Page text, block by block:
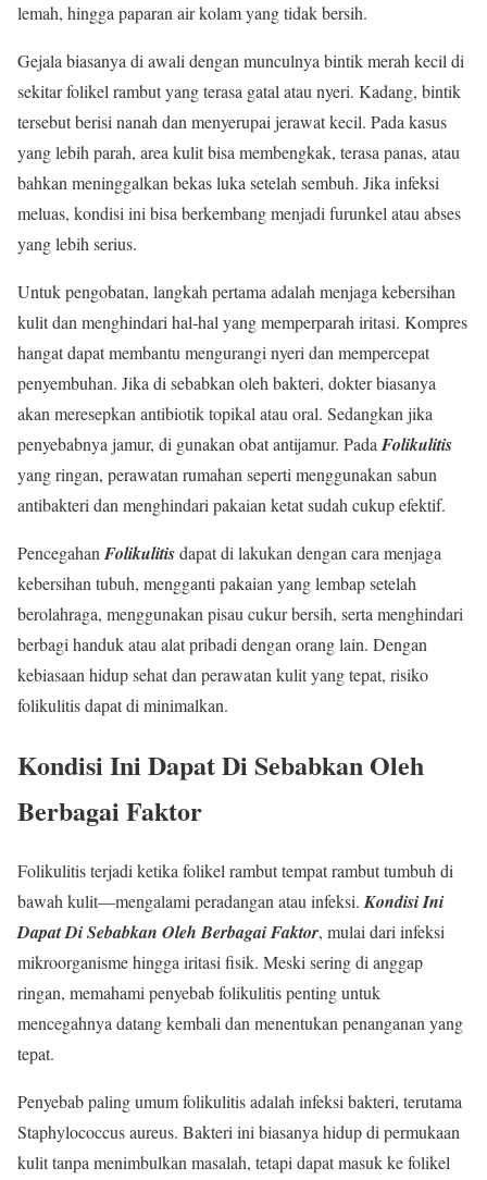
lemah, hingga paparan air kolam yang tidak bersih.
Gejala biasanya di awali dengan munculnya bintik merah kecil di
sekitar folikel rambut yang terasa gatal atau nyeri. Kadang, bintik
tersebut berisi nanah dan menyerupai jerawat kecil. Pada kasus
yang lebih parah, area kulit bisa membengkak, terasa panas, atau
bahkan meninggalkan bekas luka setelah sembuh. Jika infeksi
meluas, kondisi ini bisa berkembang menjadi furunkel atau abses
yang lebih serius.
Untuk pengobatan, langkah pertama adalah menjaga kebersihan
kulit dan menghindari hal-hal yang memperparah iritasi. Kompres
hangat dapat membantu mengurangi nyeri dan mempercepat
penyembuhan. Jika di sebabkan oleh bakteri, dokter biasanya
akan meresepkan antibiotik topikal atau oral. Sedangkan jika
penyebabnya jamur, di gunakan obat antijamur. PadaFolikulitis
yang ringan, perawatan rumahan seperti menggunakan sabun
antibakteri dan menghindari pakaian ketat sudah cukup efektif.
PencegahanFolikulitisdapat di lakukan dengan cara menjaga
kebersihan tubuh, mengganti pakaian yang lembap setelah
berolahraga, menggunakan pisau cukur bersih, serta menghindari
berbagi handuk atau alat pribadi dengan orang lain. Dengan
kebiasaan hidup sehat dan perawatan kulit yang tepat, risiko
folikulitis dapat di minimalkan.
Kondisi Ini Dapat Di Sebabkan Oleh
Berbagai Faktor
Folikulitis terjadi ketika folikel rambut tempat rambut tumbuh di
bawah kulit—mengalami peradangan atau infeksi.Kondisi Ini
Dapat Di Sebabkan Oleh Berbagai Faktor, mulai dari infeksi
mikroorganisme hingga iritasi fisik. Meski sering di anggap
ringan, memahami penyebab folikulitis penting untuk
mencegahnya datang kembali dan menentukan penanganan yang
tepat.
Penyebab paling umum folikulitis adalah infeksi bakteri, terutama
Staphylococcus aureus. Bakteri ini biasanya hidup di permukaan
kulit tanpa menimbulkan masalah, tetapi dapat masuk ke folikel